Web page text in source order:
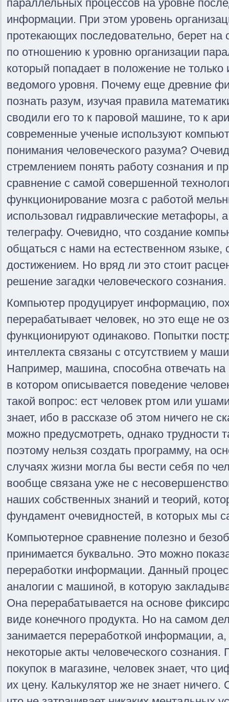
параллельных процессов на уровне
информации. При этом уровень
протекающих последовательно, берет на
по отношению к уровню организации
который попадает в положение не только
ведомого уровня. Почему еще древние
познать разум, изучая правила
сводили его то к паровой машине, то к
современные ученые используют
понимания человеческого разума?
стремлением понять работу сознания и
сравнение с самой совершенной
функционирование мозга с работой
использовал гидравлические метафоры,
телеграфу. Очевидно, что создание
общаться с нами на естественном
достижением. Но вряд ли это стоит
решение загадки человеческого сознания.
Компьютер продуцирует информацию,
перерабатывает человек, но это еще не
функционируют одинаково. Попытки
интеллекта связаны с отсутствием у
Например, машина, способна отвечать
в котором описывается поведение
такой вопрос: ест человек ртом или
знает, ибо в рассказе об этом ничего не
можно предусмотреть, однако трудности
поэтому нельзя создать программу, на
случаях жизни могла бы вести себя по
вообще связана уже не с
наших собственных знаний и теорий,
фундамент очевидностей, в которых мы
Компьютерное сравнение полезно и
принимается буквально. Это можно
переработки информации. Данный
аналогии с машиной, в которую
Она перерабатывается на основе
виде конечного продукта. Но на самом
занимается переработкой информации, а,
некоторые акты человеческого сознания.
покупок в магазине, человек знает, что
их цену. Калькулятор же не знает